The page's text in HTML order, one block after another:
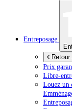
Entreposage
Prix
Libre-
Louez un